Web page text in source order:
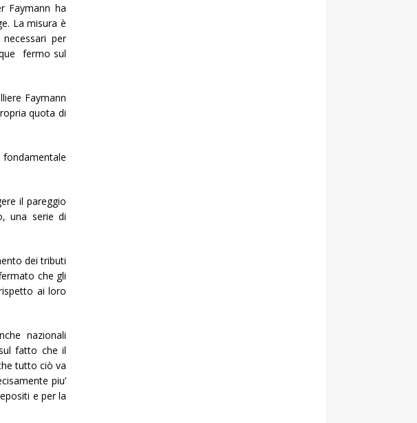
Faymann ha
La misura è
per
fermo sul
Faymann
quota di
fondamentale
il pareggio
una serie di
dei tributi
che gli
ai loro
nazionali
fatto che il
tutto ciò va
piu’
e per la